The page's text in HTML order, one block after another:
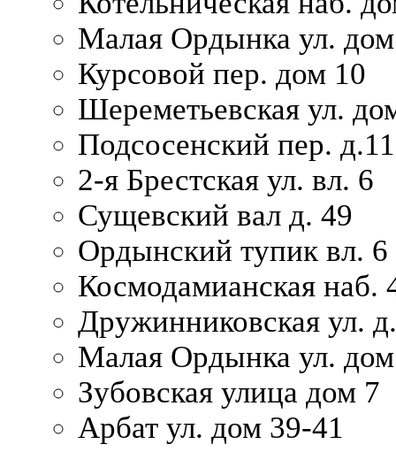
Малая Ордынка ул.
Курсовой пер. дом 10
Шереметьевская ул.
Подсосенский пер. д.11
2-я Брестская ул. вл. 6
Сущевский вал д. 49
Ордынский тупик вл. 6
Космодамианская наб.
Дружинниковская ул.
Малая Ордынка ул.
Зубовская улица дом 7
Арбат ул. дом 39-41